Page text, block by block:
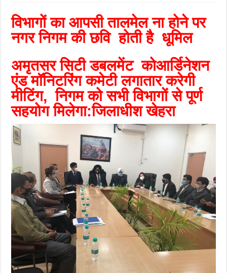
विभागों का आपसी तालमेल ना होने पर
नगर निगम की छवि होती है धूमिल
अमृतसर सिटी डबलमेंटकोआर्डिनेशन
एंड मॉनिटरिंग कमेटी लगातार करेगी
मीटिंग, निगम को सभी विभागों से पूर्ण
सहयोग मिलेगा:जिलाधीश खेहरा